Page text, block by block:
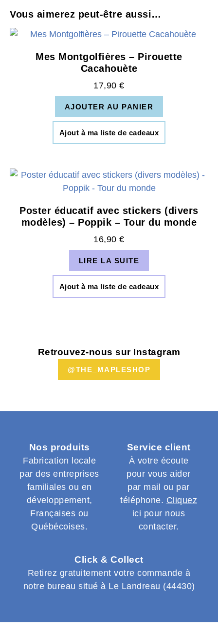
Vous aimerez peut-être aussi…
Mes Montgolfières – Pirouette
Cacahouète
17,90€
AJOUTER AU PANIER
Ajout à ma liste de cadeaux
Poster éducatif avec stickers (divers
modèles) – Poppik – Tour du monde
16,90€
LIRE LA SUITE
Ajout à ma liste de cadeaux
Retrouvez-nous sur Instagram
@THE_MAPLESHOP
Nos produits
Fabrication locale
par des entreprises
familiales ou en
développement,
Françaises ou
Québécoises.
Service client
À votre écoute
pour vous aider
par mail ou par
téléphone. Cliquez
ici pour nous
contacter.
Click & Collect
Retirez gratuitement votre commande à
notre bureau situé à Le Landreau (44430)